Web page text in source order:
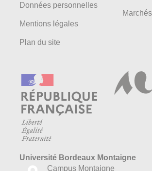
Données personnelles
Mentions légales
Plan du site
Université Bordeaux Montaigne
Campus Montaigne